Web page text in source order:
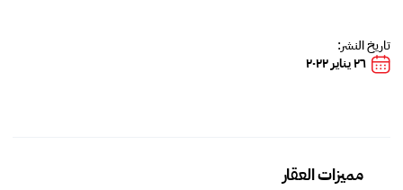
تاريخ النشر:
٢٦ يناير ٢٠٢٢
مميزات العقار